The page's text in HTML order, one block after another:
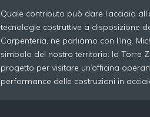
Quale contributo può dare l’acciaio
tecnologie costruttive a disposizione
Carpenteria, ne parliamo con l’Ing.
simbolo del nostro territorio: la Torre
progetto per visitare un’officina
performance delle costruzioni in